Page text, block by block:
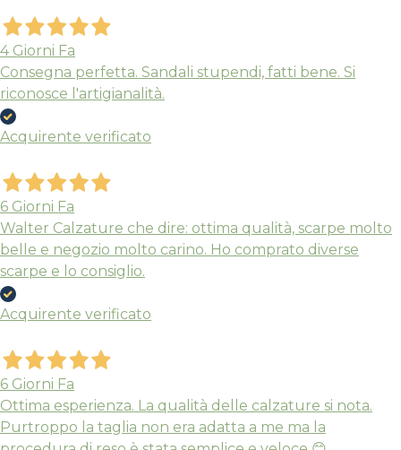
4 Giorni Fa
Consegna perfetta. Sandali stupendi, fatti bene. Si
riconosce l'artigianalità.
Acquirente verificato
6 Giorni Fa
Walter Calzature che dire: ottima qualità, scarpe molto
belle e negozio molto carino. Ho comprato diverse
scarpe e lo consiglio.
Acquirente verificato
6 Giorni Fa
Ottima esperienza. La qualità delle calzature si nota.
Purtroppo la taglia non era adatta a me ma la